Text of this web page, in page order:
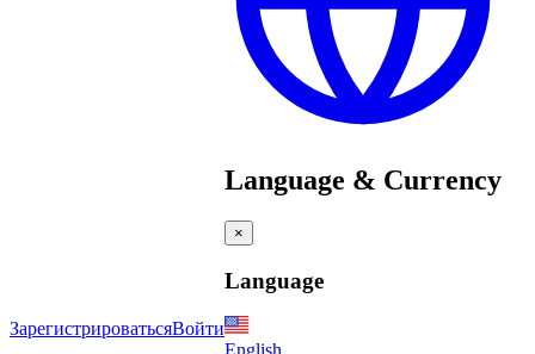
ЗарегистрироватьсяВойти
Language & Currency
×
Language